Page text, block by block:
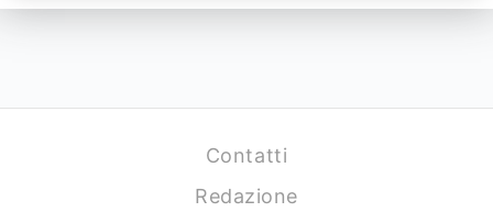
Contatti
Redazione